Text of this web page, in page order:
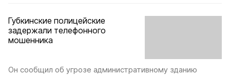
Губкинские полицейские
задержали телефонного
мошенника
Он сообщил об угрозе административному зданию